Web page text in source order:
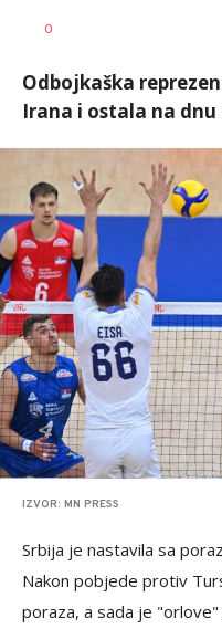
AUTOR
0
Odbojkaška
Irana i ostala na
IZVOR: MN PRESS
Srbija je nastavila sa
Nakon pobjede protiv
poraza, a sada je